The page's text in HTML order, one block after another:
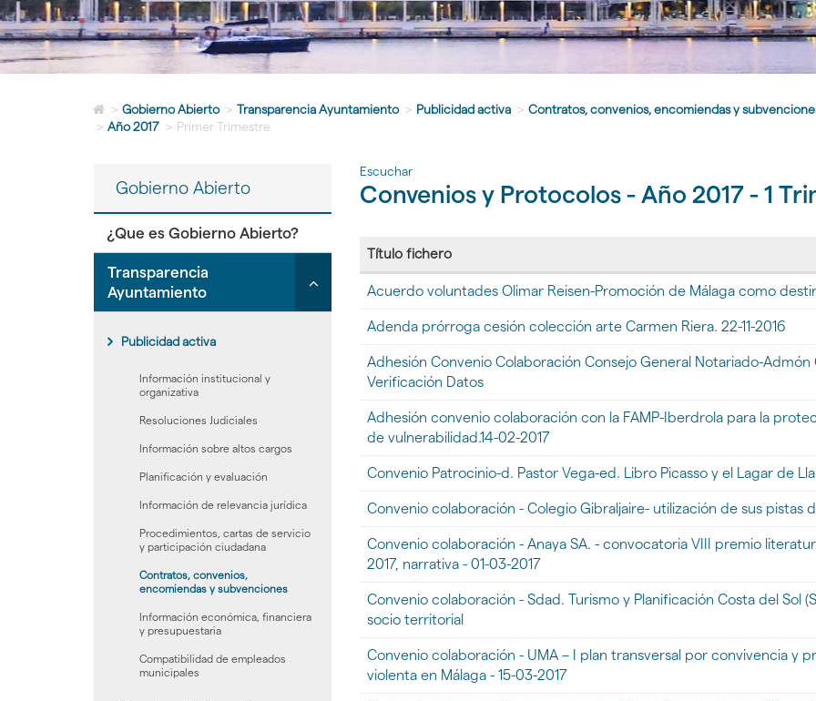
Icono
de
la
página
de
inicio
> Gobierno Abierto > Transparencia Ayuntamiento > Publicidad activa > Contratos, convenios, encomiendas y
> Año 2017 > Primer Trimestre
Gobierno Abierto
¿Que es Gobierno Abierto?
Transparencia
Ayuntamiento
para
desplegar/plegar
secciones
'Transparencia
Ayuntamiento'
Publicidad activa
Información institucional y
organizativa
Resoluciones Judiciales
Información sobre altos cargos
Planificación y evaluación
Información de relevancia jurídica
Procedimientos, cartas de servicio
y participación ciudadana
Contratos, convenios,
encomiendas y subvenciones
Información económica, financiera
y presupuestaria
Compatibilidad de empleados
municipales
Escuchar
Convenios y Protocolos - Año 2017 - 1
con
lista
ficheros
contenidos
la
galería
documentos
[DOCUMENTOS]
Convenios
Protocolos
Año
2017
Trimestre"
Título fichero
Acuerdo voluntades Olimar Reisen-Promoción de Málaga como
Adenda prórroga cesión colección arte Carmen Riera. 22-11-2016
Adhesión Convenio Colaboración Consejo General Notariado-Admón
Verificación Datos
Adhesión convenio colaboración con la FAMP-Iberdrola para la
de vulnerabilidad.14-02-2017
Convenio Patrocinio-d. Pastor Vega-ed. Libro Picasso y el Lagar de
Convenio colaboración - Colegio Gibraljaire- utilización de sus pistas
Convenio colaboración - Anaya SA. - convocatoria VIII premio
2017, narrativa - 01-03-2017
Convenio colaboración - Sdad. Turismo y Planificación Costa del Sol
socio territorial
Convenio colaboración - UMA – I plan transversal por convivencia y
violenta en Málaga - 15-03-2017